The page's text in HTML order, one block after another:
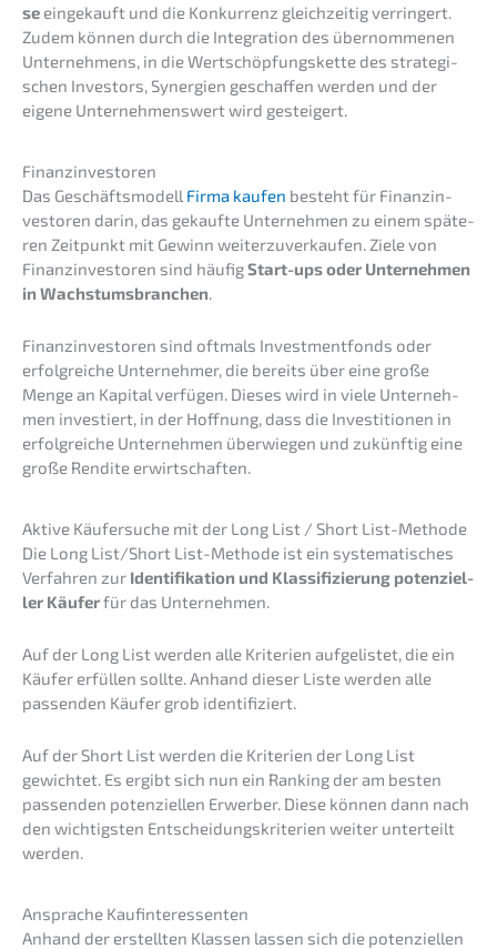
se einge­kauft und die Konkur­renz gleich­zei­tig verrin­gert.
Zudem können durch die Integra­ti­on des übernom­me­nen
Unter­neh­mens, in die Wertschöp­fungs­ket­te des strate­gi­
schen Inves­tors, Syner­gien geschaf­fen werden und der
eigene Unter­neh­mens­wert wird gesteigert.
Finanz­in­ves­to­ren
Das Geschäfts­mo­dell Firma kaufen besteht für Finanz­in­
ves­to­ren darin, das gekauf­te Unter­neh­men zu einem späte­
ren Zeitpunkt mit Gewinn weiter­zu­ver­kau­fen. Ziele von
Finanz­in­ves­to­ren sind häufigStart-ups oder Unter­neh­men
in Wachs­tums­bran­chen.
Finanz­in­ves­to­ren sind oftmals Invest­ment­fonds oder
erfolg­rei­che Unter­neh­mer, die bereits über eine große
Menge an Kapital verfü­gen. Dieses wird in viele Unter­neh­
men inves­tiert, in der Hoffnung, dass die Inves­ti­tio­nen in
erfolg­rei­che Unter­neh­men überwie­gen und zukünf­tig eine
große Rendi­te erwirtschaften.
Aktive Käufer­su­che mit der Long List / Short List-Methode
Die Long List/Short List-Metho­de ist ein syste­ma­ti­sches
Verfah­ren zur Identi­fi­ka­ti­on und Klassi­fi­zie­rung poten­zi­el­
ler Käuferfür das Unternehmen.
Auf der Long List werden alle Krite­ri­en aufge­lis­tet, die ein
Käufer erfül­len sollte. Anhand dieser Liste werden alle
passen­den Käufer grob identifiziert.
Auf der Short List werden die Krite­ri­en der Long List
gewich­tet. Es ergibt sich nun ein Ranking der am besten
passen­den poten­zi­el­len Erwer­ber. Diese können dann nach
den wichtigs­ten Entschei­dungs­kri­te­ri­en weiter unter­teilt
werden.
Anspra­che Kaufinteressenten
Anhand der erstell­ten Klassen lassen sich die poten­zi­el­len